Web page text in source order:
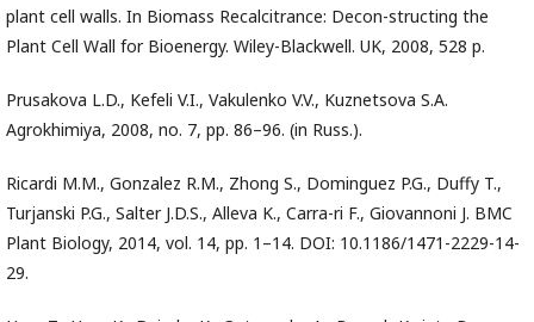
plant cell walls. In Biomass Recalcitrance: Decon-structing the
Plant Cell Wall for Bioenergy. Wiley-Blackwell. UK, 2008, 528 p.
Prusakova L.D., Kefeli V.I., Vakulenko V.V., Kuznetsova S.A.
Agrokhimiya, 2008, no. 7, pp. 86–96. (in Russ.).
Ricardi M.M., Gonzalez R.M., Zhong S., Dominguez P.G., Duffy T.,
Turjanski P.G., Salter J.D.S., Alleva K., Carra-ri F., Giovannoni J. BMC
Plant Biology, 2014, vol. 14, pp. 1–14. DOI: 10.1186/1471-2229-14-
29.